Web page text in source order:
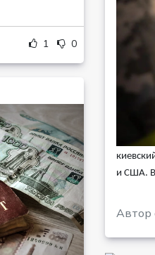
1 0
и США.
Автор